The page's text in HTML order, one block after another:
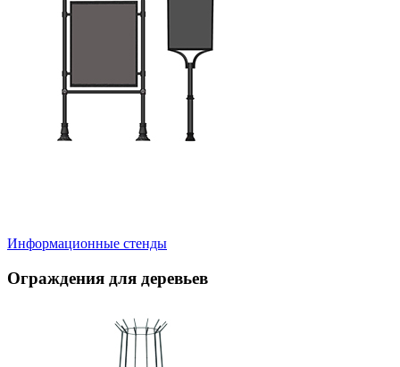
Информационные стенды
Ограждения для деревьев